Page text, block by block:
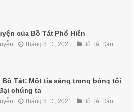
của Bồ Tát Phổ Hiền
Tháng 8 13, 2021
Bồ Tát Đạo
Tát: Một tia sáng trong bóng tối
chúng ta
Tháng 8 13, 2021
Bồ Tát Đạo